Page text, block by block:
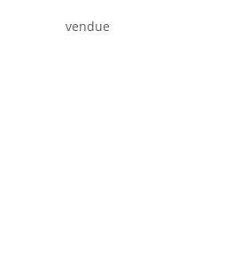
vendue